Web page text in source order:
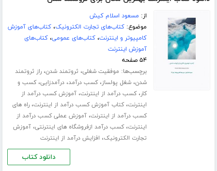
از: مسعود اسلام کیش
موضوع:کتاب‌های تجارت الکترونیک،کتاب‌های آموزش
کامپیوتر و اینترنت،کتاب‌های عمومی،کتاب‌های
آموزش اینترنت
۵۴ صفحه
برچسب‌ها: موفقیت شغلی، ثروتمند شدن،راز ثروتمند
شدن،شغل پولساز،کسب درآمد،درآمدزایی،کسب و
کار،کسب درآمد از اینترنت،آموزش کسب درآمد از
اینترنت،کتاب آموزش کسب درآمد از اینترنت،راه های
کسب درآمد از اینترنت،آموزش عملی کسب درآمد از
اینترنت،کسب درآمد ازفروشگاه های اینترنتی،آموزش
تجارت الکترونیک، افزایش درآمد از اینترنت
دانلود کتاب